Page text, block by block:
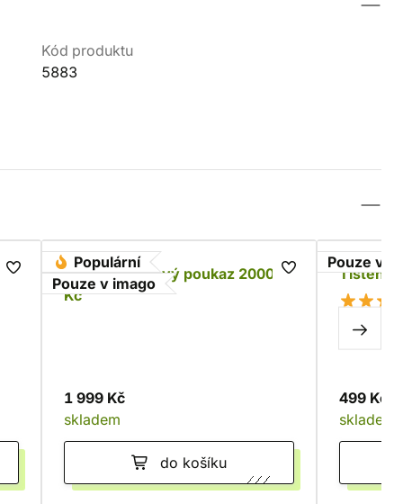
Kód produktu
5883
Populární
Pouze v imago
Tištěný dárkový poukaz 2000
Kč
1 999 Kč
skladem
do košíku
Pouze v
Tištěný
499 Kč
skladem